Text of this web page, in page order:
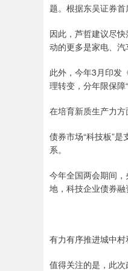
题。根据东吴证券
因此，芦哲建议尽
动的更多是家电、汽
此外，今年3月印发
理转变，分年限保障
在培育新质生产力方
债券市场“科技板”
系。
今年全国两会期间
地，科技企业债券融
有力有序推进城中
值得关注的是，此次